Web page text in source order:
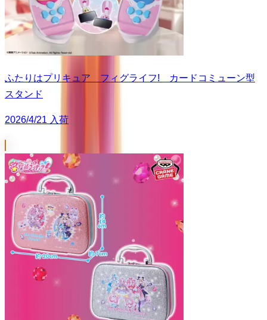
ふたりはプリキュア フィグライフ! カードコミューン型
スタンド
2026/4/21 入荷